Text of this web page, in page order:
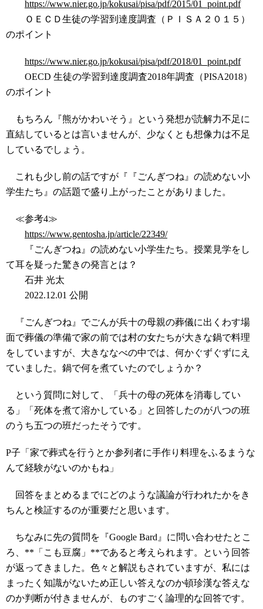
https://www.nier.go.jp/kokusai/pisa/pdf/2015/01_point.pdf
ＯＥＣＤ生徒の学習到達度調査（ＰＩＳＡ２０１５）
のポイント
https://www.nier.go.jp/kokusai/pisa/pdf/2018/01_point.pdf
OECD 生徒の学習到達度調査2018年調査（PISA2018）
のポイント
もちろん『熊がかわいそう』という発想が読解力不足に
直結しているとは言いませんが、少なくとも想像力は不足
しているでしょう。
これも少し前の話ですが『『ごんぎつね』の読めない小
学生たち』の話題で盛り上がったことがありました。
≪参考4≫
https://www.gentosha.jp/article/22349/
『ごんぎつね』の読めない小学生たち。授業見学をし
て耳を疑った驚きの発言とは？
石井 光太
2022.12.01 公開
『ごんぎつね』でごんが兵十の母親の葬儀に出くわす場
面で葬儀の準備で家の前では村の女たちが大きな鍋で料理
をしていますが、大きななべの中では、何かぐずぐずにえ
ていました。鍋で何を煮ていたのでしょうか？
という質問に対して、「兵十の母の死体を消毒してい
る」「死体を煮て溶かしている」と回答したのが八つの班
のうち五つの班だったそうです。
P子「家で葬式を行うとか参列者に手作り料理をふるまうな
んて経験がないのかもね」
回答をまとめるまでにどのような議論が行われたかをき
ちんと検証するのが重要だと思います。
ちなみに先の質問を『Google Bard』に問い合わせたとこ
ろ、**「こも豆腐」**であると考えられます。という回答
が返ってきました。色々と解説もされていますが、私には
まったく知識がないため正しい答えなのか頓珍漢な答えな
のか判断が付きませんが、ものすごく論理的な回答です。